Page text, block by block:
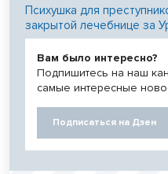
Психушка для
закрытой лечебнице за
Вам было интересно?
Подпишитесь на наш
самые интересные
Подписаться на Дзен